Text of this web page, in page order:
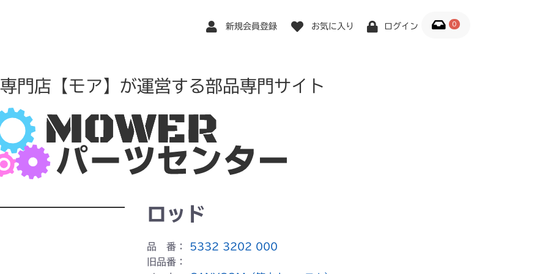
新規会員登録 お気に入り ログイン 0
門店【モア】が運営する部品専門サイト
ロッド
品 番：
5332 3202 000
旧品番：